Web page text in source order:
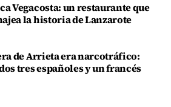
Vegacosta: un restaurante que
la historia de Lanzarote
de Arrieta era narcotráfico:
tres españoles y un francés